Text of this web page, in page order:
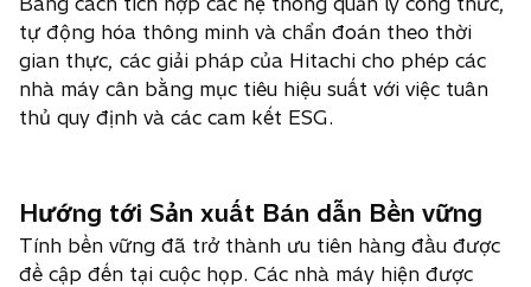
tự động hóa thông minh và chẩn đoán theo thời
gian thực, các giải pháp của Hitachi cho phép các
nhà máy cân bằng mục tiêu hiệu suất với việc tuân
thủ quy định và các cam kết ESG.
Hướng tới Sản xuất Bán dẫn Bền vững
Tính bền vững đã trở thành ưu tiên hàng đầu được
đề cập đến tại cuộc họp. Các nhà máy hiện được